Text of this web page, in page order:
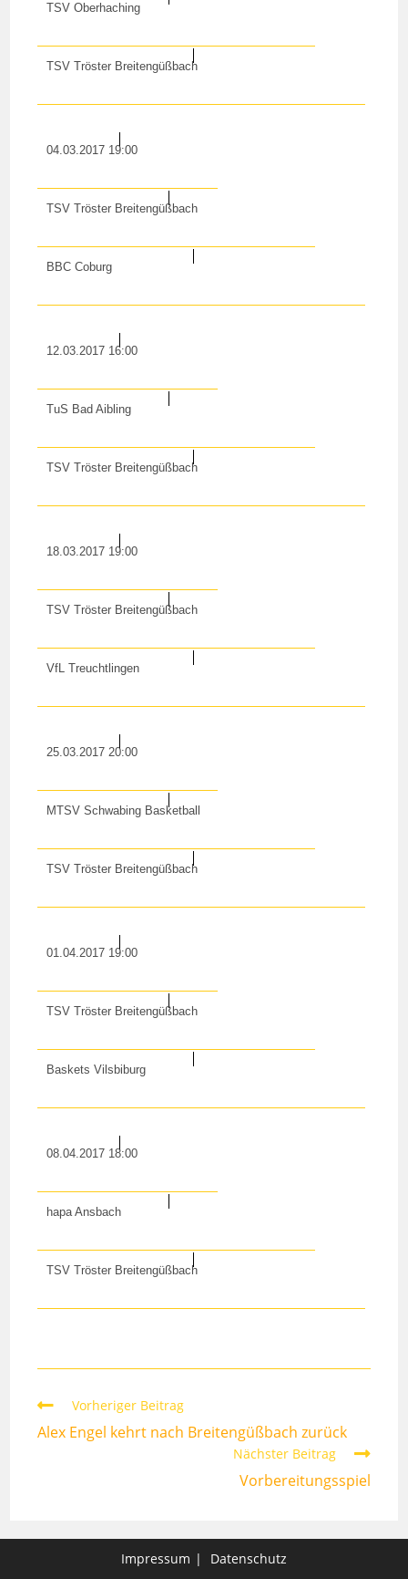
TSV Oberhaching
TSV Tröster Breitengüßbach
04.03.2017 19:00
TSV Tröster Breitengüßbach
BBC Coburg
12.03.2017 16:00
TuS Bad Aibling
TSV Tröster Breitengüßbach
18.03.2017 19:00
TSV Tröster Breitengüßbach
VfL Treuchtlingen
25.03.2017 20:00
MTSV Schwabing Basketball
TSV Tröster Breitengüßbach
01.04.2017 19:00
TSV Tröster Breitengüßbach
Baskets Vilsbiburg
08.04.2017 18:00
hapa Ansbach
TSV Tröster Breitengüßbach
Weitere
ansehen
Vorheriger Beitrag
Alex Engel kehrt nach Breitengüßbach zurück
Nächster Beitrag
Vorbereitungsspiel
Impressum Datenschutz